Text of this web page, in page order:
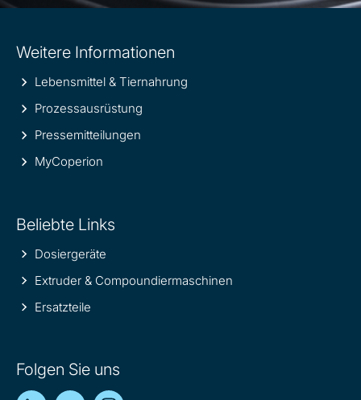
information
Weitere Informationen
Lebensmittel & Tiernahrung
Prozessausrüstung
Pressemitteilungen
MyCoperion
Beliebte Links
Dosiergeräte
Extruder & Compoundiermaschinen
Ersatzteile
Folgen Sie uns